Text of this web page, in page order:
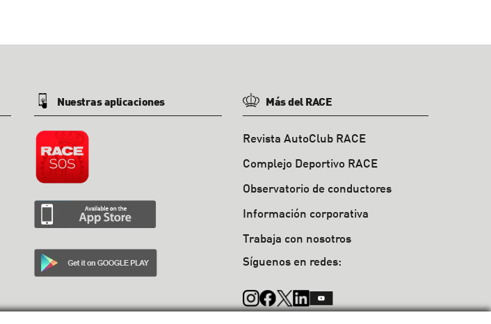
Nuestras aplicaciones Más del RACE
Revista AutoClub RACE
Complejo Deportivo RACE
Observatorio de conductores
Información corporativa
Trabaja con nosotros
Síguenos en redes: